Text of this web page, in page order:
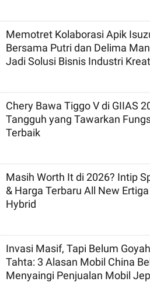
Memotret Kolaborasi Apik
Bersama Putri dan Delima
Jadi Solusi Bisnis Industri
Chery Bawa Tiggo V di GIIAS
Tangguh yang Tawarkan
Terbaik
Masih Worth It di 2026? Intip
& Harga Terbaru All New Ertiga
Hybrid
Invasi Masif, Tapi Belum
Tahta: 3 Alasan Mobil China
Menyaingi Penjualan Mobil